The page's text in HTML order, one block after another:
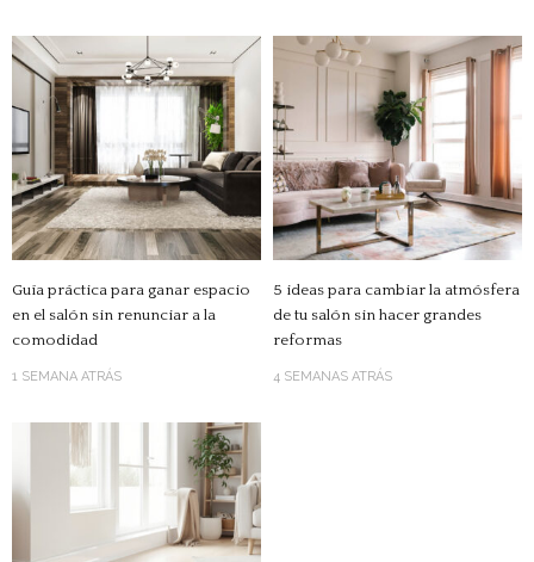
Guía práctica para ganar espacio
en el salón sin renunciar a la
comodidad
1 SEMANA ATRÁS
5 ideas para cambiar la atmósfera
de tu salón sin hacer grandes
reformas
4 SEMANAS ATRÁS